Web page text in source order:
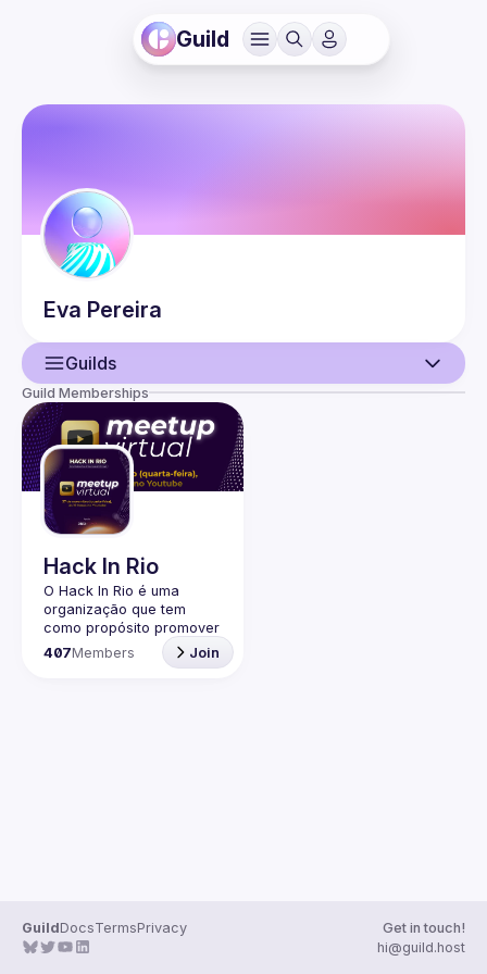
Guild
Eva Pereira
Guilds
User
Events
Guilds
Guild Memberships
Hack In Rio
O Hack In Rio é uma
organização que tem
como propósito promover
o desenvolvimento de
uma comunidade local
407Members Join
GuildDocsTermsPrivacy
Get in touch!
hi@guild.host